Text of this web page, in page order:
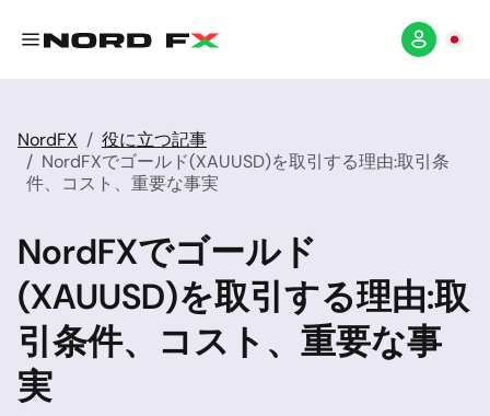
NordFX
役に立つ記事
NordFXでゴールド(XAUUSD)を取引する理由:取引条
件、コスト、重要な事実
NordFXでゴールド
(XAUUSD)を取引する理由:取
引条件、コスト、重要な事
実